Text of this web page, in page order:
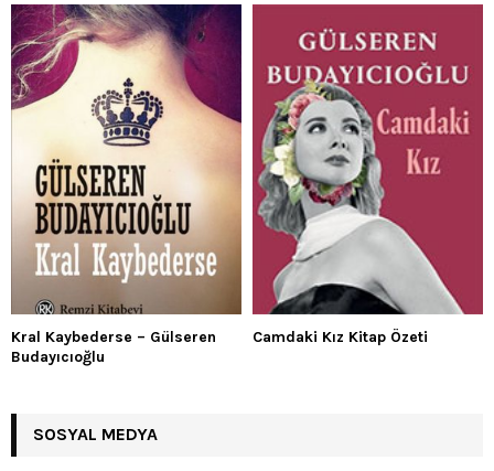
Kral Kaybederse – Gülseren
Budayıcıoğlu
Camdaki Kız Kitap Özeti
SOSYAL MEDYA